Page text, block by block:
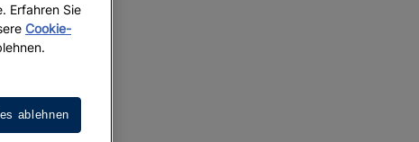
Erfahren Sie
Cookie-
ablehnen